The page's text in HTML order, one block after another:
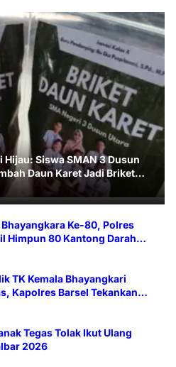
Hijau: Siswa SMAN 3 Dusun
Daun Karet Jadi Briket
Ke-80, Polres
Himpun 80 Kantong Darah
Darah
TK Kemala Bhayangkari
Kapolres Barsel Tekankan
Tegas Tolak Ikut Ulang
2026